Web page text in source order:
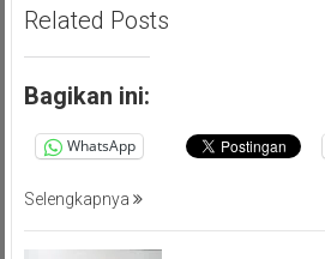
Related Posts
Bagikan ini:
WhatsApp
Selengkapnya